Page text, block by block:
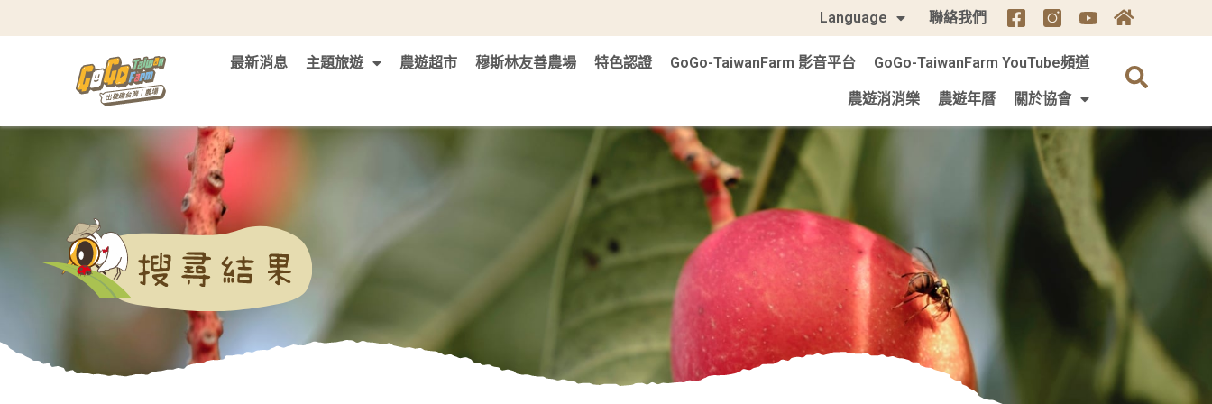
Language 聯絡我們
最新消息 主題旅遊 農遊超市 穆斯林友善農場 特色認證 GoGo-TaiwanFarm 影音平台 GoGo-TaiwanFarm YouTube頻道
農遊消消樂 農遊年曆 關於協會